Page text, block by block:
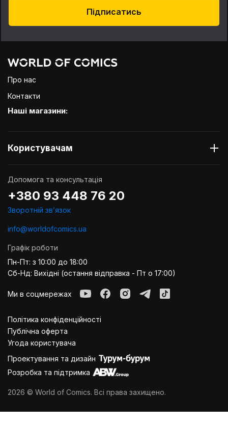
Підписатись
Про нас
Контакти
Наші магазини:
Користувачам
Допомога та консультація
+380 93 448 76 20
Зворотній звʼязок
info@worldofcomics.ua
Графік роботи
Пн-Пт: з 10:00 до 18:00
Сб-Нд: Вихідні (остання відправка - Пт о 17:00)
Ми в соцмережах
Політика конфіденційності
Публiчна оферта
Угода користувача
Проектування та дизайн
Розробка та підтримка
2026 © World of Comics. Всі права захищено.